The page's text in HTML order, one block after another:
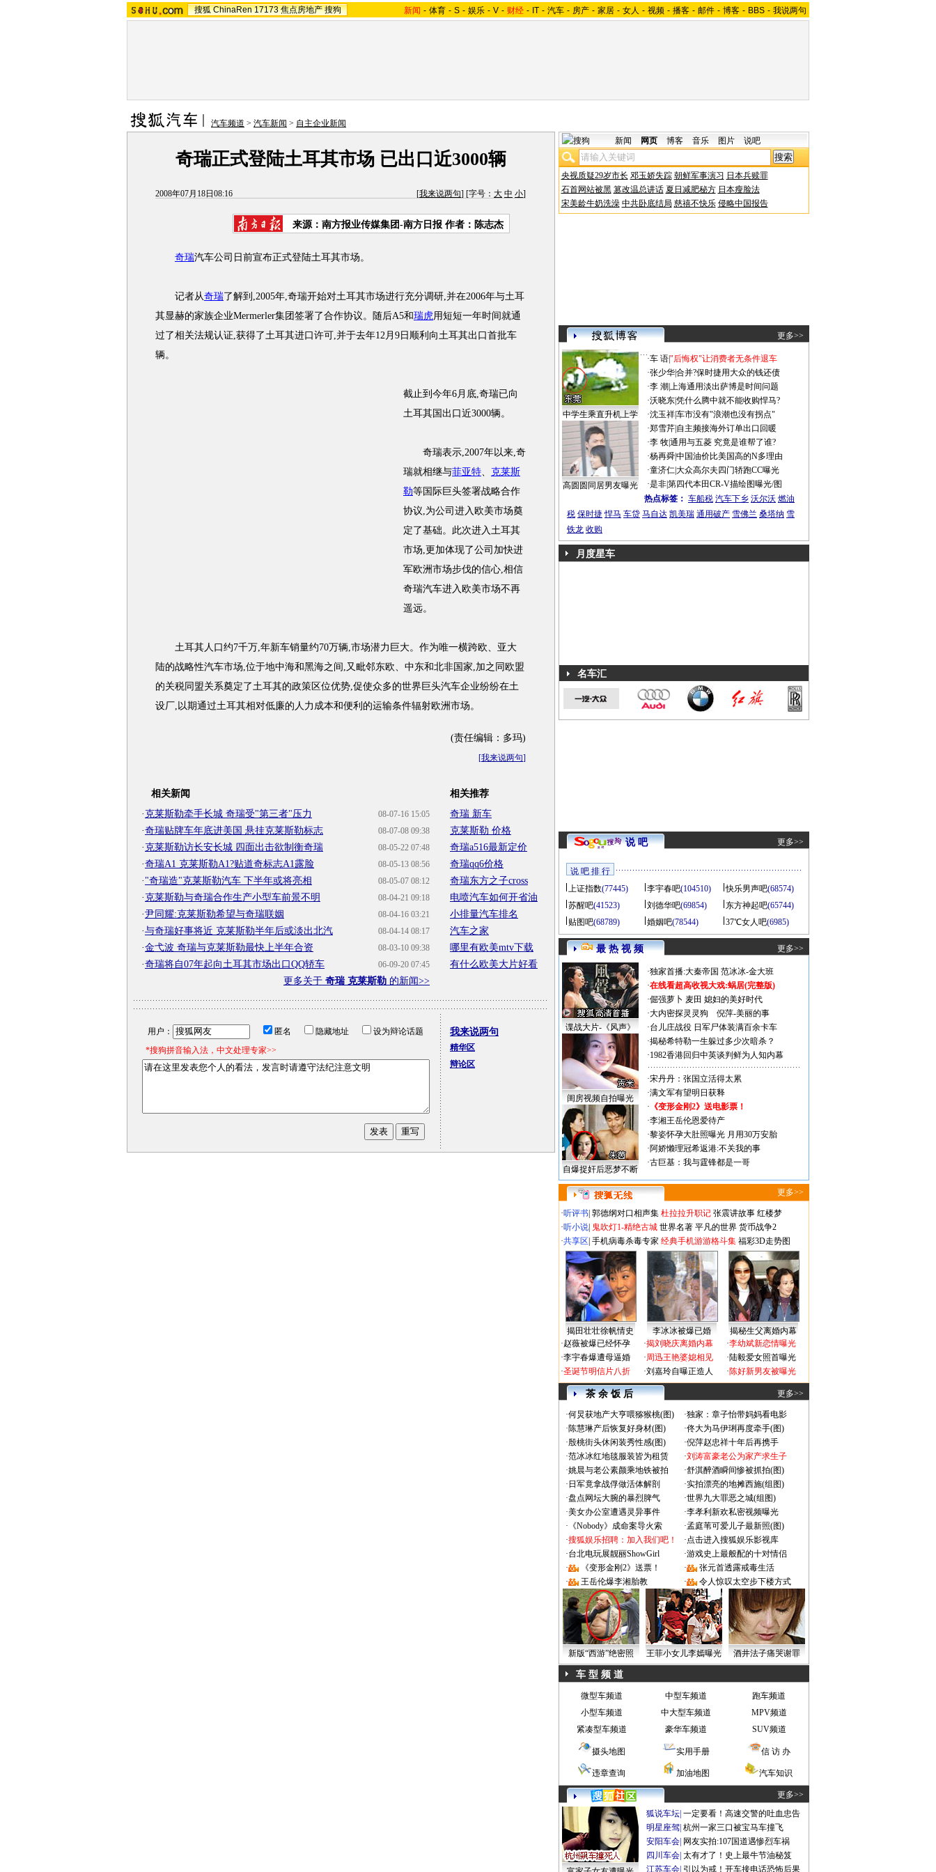
搜狐 ChinaRen 17173 焦点房地产 搜狗 新闻 - 体育 - S - 娱乐 - V - 财经 - IT - 汽车 - 房产 - 家居 - 女人 - 视频 - 播客 - 邮件 - 博客 - BBS - 我说两句
汽车频道 > 汽车新闻 > 自主企业新闻
奇瑞正式登陆土耳其市场 已出口近3000辆
2008年07月18日08:16 [我来说两句] [字号： 大 中 小]
来源：南方报业传媒集团-南方日报 作者：陈志杰
奇瑞汽车公司日前宣布正式登陆土耳其市场。
记者从奇瑞了解到,2005年,奇瑞开始对土耳其市场进行充分调研,并在2006年与土耳
其显赫的家族企业Mermerler集团签署了合作协议。随后A5和瑞虎用短短一年时间就通
过了相关法规认证,获得了土耳其进口许可,并于去年12月9日顺利向土耳其出口首批车
辆。
截止到今年6月底,奇瑞已向
土耳其国出口近3000辆。
奇瑞表示,2007年以来,奇
瑞就相继与菲亚特、 克莱斯
勒等国际巨头签署战略合作
协议,为公司进入欧美市场奠
定了基础。此次进入土耳其
市场,更加体现了公司加快进
军欧洲市场步伐的信心,相信
奇瑞汽车进入欧美市场不再
遥远。
土耳其人口约7千万,年新车销量约70万辆,市场潜力巨大。作为唯一横跨欧、亚大
陆的战略性汽车市场,位于地中海和黑海之间,又毗邻东欧、中东和北非国家,加之同欧盟
的关税同盟关系奠定了土耳其的政策区位优势,促使众多的世界巨头汽车企业纷纷在土
设厂,以期通过土耳其相对低廉的人力成本和便利的运输条件辐射欧洲市场。
(责任编辑：多玛)
[我来说两句]
相关新闻
08-07-16 15:05
·克莱斯勒牵手长城 奇瑞受"第三者"压力
08-07-08 09:38
·奇瑞贴牌车年底进美国 悬挂克莱斯勒标志
08-05-22 07:48
·克莱斯勒访长安长城 四面出击欲制衡奇瑞
08-05-13 08:56
·奇瑞A1 克莱斯勒A1?贴道奇标志A1露脸
08-05-07 08:12
· "奇瑞造"克莱斯勒汽车 下半年或将亮相
08-04-21 09:18
·克莱斯勒与奇瑞合作生产小型车前景不明
08-04-16 03:21
·尹同耀:克莱斯勒希望与奇瑞联姻
08-04-14 08:17
·与奇瑞好事将近 克莱斯勒半年后或淡出北汽
08-03-10 09:38
·金弋波 奇瑞与克莱斯勒最快上半年合资
06-09-20 07:45
·奇瑞将自07年起向土耳其市场出口QQ轿车
更多关于 奇瑞 克莱斯勒 的新闻>>
相关推荐
奇瑞 新车
克莱斯勒 价格
奇瑞a516最新定价
奇瑞qq6价格
奇瑞东方之子cross
电喷汽车如何开省油
小排量汽车排名
汽车之家
哪里有欧美mtv下载
有什么欧美大片好看
用户： 匿名 隐藏地址
设为辩论话题
*搜狗拼音输入法，中文处理专家>>
我来说两句
精华区
辩论区
新闻 网页 博客 音乐 图片 说吧
央视质疑29岁市长 邓玉娇失踪 朝鲜军事演习 日本兵赎罪
石首网站被黑 篡改温总讲话 夏日减肥秘方 日本瘦脸法
宋美龄牛奶洗澡 中共卧底结局 慈禧不快乐 侵略中国报告
更多>>
中学生乘直升机上学
高圆圆同居男友曝光
·车 语|"后悔权"让消费者无条件退车
·张少华|合并?保时捷用大众的钱还债
·李 潮 上海通用淡出萨博是时间问题
·沃晓东|凭什么腾中就不能收购悍马?
·沈玉祥|车市没有"浪潮也没有拐点"
·郑雪芹| 自主频接海外订单出口回暖
·李 牧|通用与五菱 究竟是谁帮了谁?
·杨再舜|中国油价比美国高的N多理由
·童济仁|大众高尔夫四门轿跑CC曝光
·是非|第四代本田CR-V描绘图曝光/图
热点标签： 车船税 汽车下乡 沃尔沃 燃油
税 保时捷 悍马 车贷 马自达 凯美瑞 通用破产 雪佛兰 桑塔纳 雪
铁龙 收购
月度星车
名车汇
说 吧 更多>>
说 吧 排 行
上证指数(77445) 李宇春吧(104510) 快乐男声吧(68574)
苏醒吧(41523) 刘德华吧(69854) 东方神起吧(65744)
贴图吧(68789) 婚姻吧(78544) 37℃女人吧(6985)
最 热 视 频 更多>>
谍战大片-《风声》
闺房视频自拍曝光
自爆捉奸后恶梦不断
·独家首播:大秦帝国 范冰冰-金大班
·在线看超高收视大戏:蜗居(完整版)
·倔强萝卜 麦田 媳妇的美好时代
·大内密探灵灵狗
倪萍-美丽的事
·台儿庄战役 日军尸体装满百余卡车
·揭秘希特勒一生躲过多少次暗杀？
·1982香港回归中英谈判鲜为人知内幕
·宋丹丹：张国立活得太累
·满文军有望明日获释
· 《变形金刚2》送电影票！
·李湘王岳伦恩爱待产
·黎姿怀孕大肚照曝光 月用30万安胎
·阿娇懒理冠希返港:不关我的事
·古巨基：我与霆锋都是一哥
更多>>
·听评书 郭德纲对口相声集 杜拉拉升职记 张震讲故事 红楼梦
·听小说 鬼吹灯1-精绝古城 世界名著 平凡的世界 货币战争2
·共享区 手机病毒杀毒专家 经典手机游游格斗集 福彩3D走势图
揭田壮壮徐帆情史 李冰冰被爆已婚
揭秘生父离婚内幕
·赵薇被爆已经怀孕
·李宇春爆遭母逼婚
·圣诞节明信片八折
·揭刘晓庆离婚内幕
·周迅王艳婆媳相见
·刘嘉玲自曝正造人
·李幼斌新恋情曝光
·陆毅爱女照首曝光
·陈好新男友被曝光
茶 余 饭 后 更多>>
·何炅获地产大亨喂猕猴桃(图) ·独家：章子怡带妈妈看电影
·陈慧琳产后恢复好身材(图) ·佟大为马伊琍再度牵手(图)
·殷桃街头休闲装秀性感(图) ·倪萍赵忠祥十年后再携手
·范冰冰红地毯服装皆为租赁 ·刘涛富豪老公为家产求生子
·姚晨与老公素颜乘地铁被拍 ·舒淇醉酒瞬间惨被抓拍(图)
· 日军竟拿战俘做活体解剖 ·实拍漂亮的地摊西施(组图)
·盘点网坛大腕的暴烈脾气 ·世界九大罪恶之城(组图)
·美女办公室遭遇灵异事件 ·李孝利新欢私密视频曝光
· 《Nobody》成命案导火索 ·孟庭苇可爱儿子最新照(图)
·搜狐娱乐招聘：加入我们吧！ ·点击进入搜狐娱乐影视库
·台北电玩展靓丽ShowGirl ·游戏史上最般配的十对情侣
·
《变形金刚2》送票！ ·
张元首透露戒毒生活
·
王岳伦爆李湘胎教 · 令人惊叹太空步下楼方式
新版“西游”绝密照 王菲小女儿李嫣曝光 酒井法子痛哭谢罪
车 型 频 道
微型车频道 中型车频道
跑车频道
小型车频道
中大型车频道
MPV频道
紧凑型车频道
豪华车频道 SUV频道
摄头地图 实用手册 信 访 办
违章查询 加油地图 汽车知识
更多>>
狐说车坛 一定要看！高速交警的吐血忠告
明星座驾 杭州一家三口被宝马车撞飞
安阳车会 网友实拍:107国道遇惨烈车祸
四川车会 太有才了！史上最牛节油秘笈
江苏车会 引以为戒！开车接电话恐怖后果